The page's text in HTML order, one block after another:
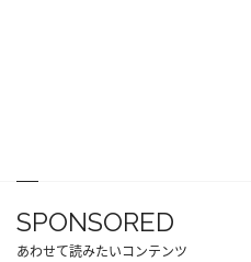
SPONSORED
あわせて読みたいコンテンツ